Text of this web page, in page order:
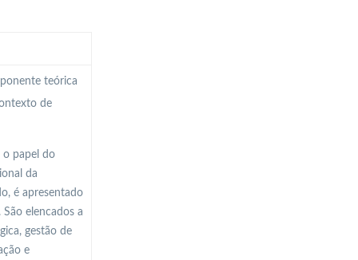
teórica
de
o papel do
da
é apresentado
elencados a
gestão de
e